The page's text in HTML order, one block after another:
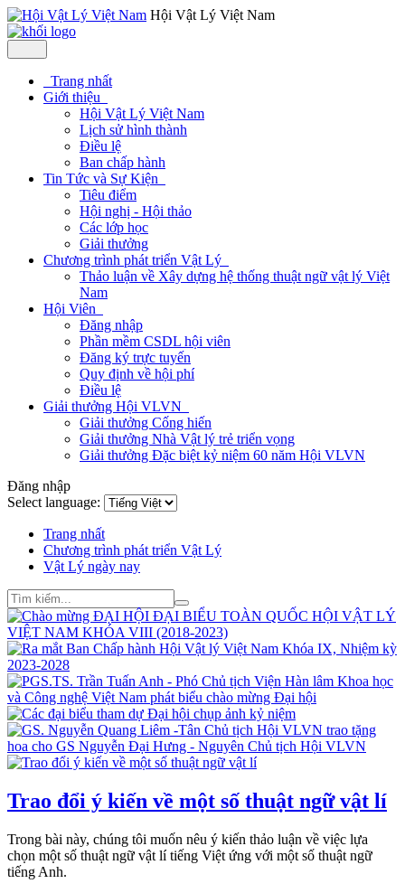
Hội Vật Lý Việt Nam
Trang nhất
Giới thiệu
Hội Vật Lý Việt Nam
Lịch sử hình thành
Điều lệ
Ban chấp hành
Tin Tức và Sự Kiện
Tiêu điểm
Hội nghị - Hội thảo
Các lớp học
Giải thưởng
Chương trình phát triển Vật Lý
Thảo luận về Xây dựng hệ thống thuật ngữ vật lý Việt
Nam
Hội Viên
Đăng nhập
Phần mềm CSDL hội viên
Đăng ký trực tuyến
Quy định về hội phí
Điều lệ
Giải thưởng Hội VLVN
Giải thưởng Cống hiến
Giải thưởng Nhà Vật lý trẻ triển vọng
Giải thưởng Đặc biệt kỷ niệm 60 năm Hội VLVN
Đăng nhập
Select language:
Trang nhất
Chương trình phát triển Vật Lý
Vật Lý ngày nay
Trao đổi ý kiến về một số thuật ngữ vật lí
Trong bài này, chúng tôi muốn nêu ý kiến thảo luận về việc lựa
chọn một số thuật ngữ vật lí tiếng Việt ứng với một số thuật ngữ
tiếng Anh.